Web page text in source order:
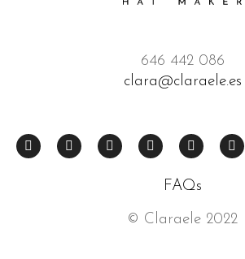
646 442 086
clara@claraele.es
FAQs
© Claraele 2022